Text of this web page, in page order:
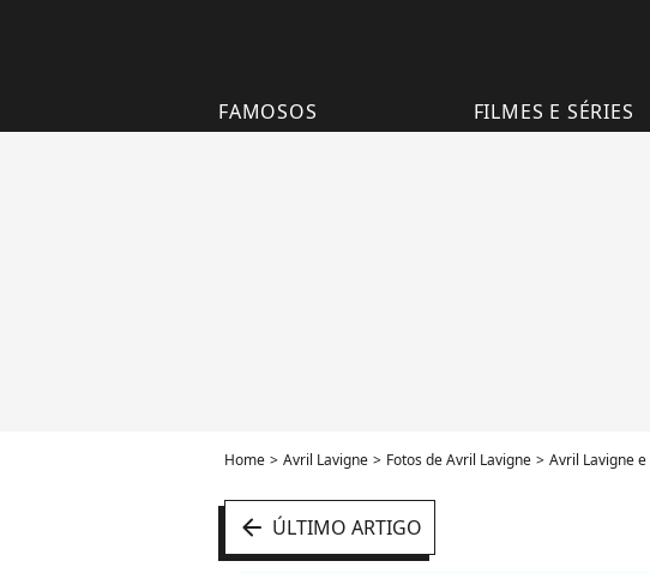
FAMOSOS FILMES E SÉRIES
Home Avril Lavigne Fotos de Avril Lavigne Avril Lavigne
arrow_left ÚLTIMO ARTIGO